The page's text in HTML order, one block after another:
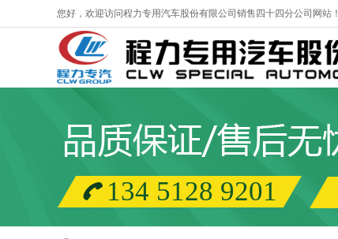
您好，欢迎访问程力专用汽车股份有限公司销售四十四分公司网站！
134 5128 9201